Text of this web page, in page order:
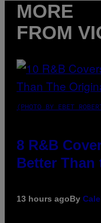
MORE
FROM
(PHOTO BY EBET
8 R&B
Better
13 hours agoBy